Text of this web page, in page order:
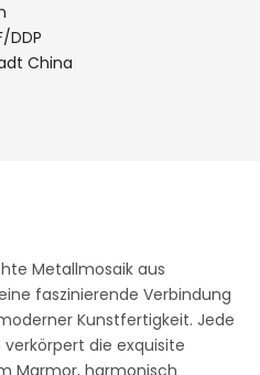
DDP
China
Metallmosaik aus
faszinierende Verbindung
Kunstfertigkeit. Jede
verkörpert die exquisite